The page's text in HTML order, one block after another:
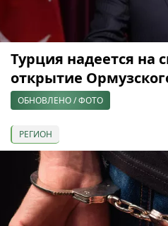
Турция надеется на
открытие
ОБНОВЛЕНО / ФОТО
РЕГИОН